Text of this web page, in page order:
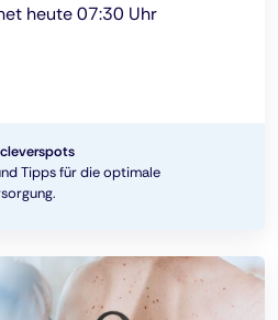
heute 07:30 Uhr
Tipps für die optimale